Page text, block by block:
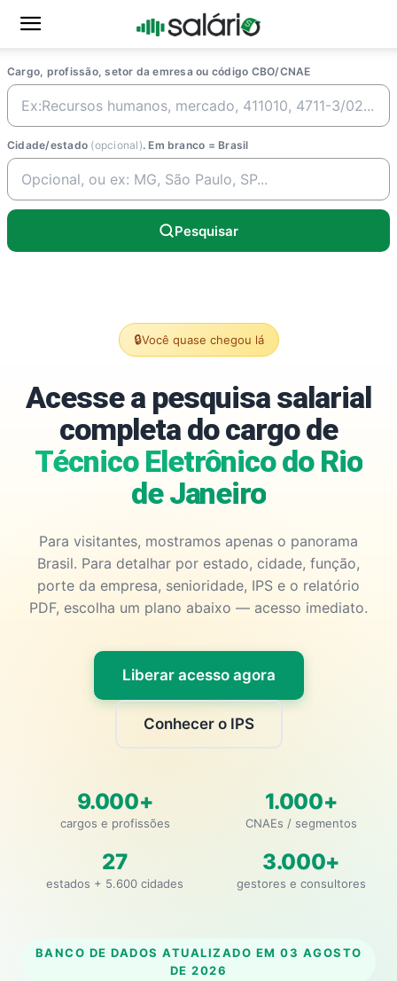
Cargo, profissão, setor da emresa ou código CBO/CNAE
Cidade/estado (opcional). Em branco = Brasil
Pesquisar
🔒Você quase chegou lá
Acesse a pesquisa salarial
completa do cargo de
Técnico Eletrônico do Rio
de Janeiro
Para visitantes, mostramos apenas o panorama
Brasil. Para detalhar por estado, cidade, função,
porte da empresa, senioridade, IPS e o relatório
PDF, escolha um plano abaixo — acesso imediato.
Liberar acesso agora
Conhecer o IPS
9.000+
cargos e profissões
1.000+
CNAEs / segmentos
27
estados + 5.600 cidades
3.000+
gestores e consultores
BANCO DE DADOS ATUALIZADO EM 03 AGOSTO
DE 2026